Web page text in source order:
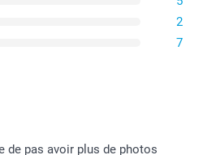
2
7
de pas avoir plus de photos